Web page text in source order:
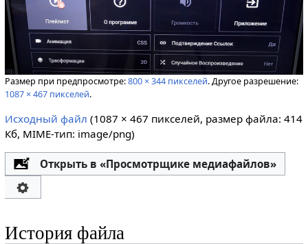
Размер при предпросмотре:800 × 344 пикселей.Другое разрешение:
1087 × 467 пикселей.
Исходный файл (1087 × 467 пикселей, размер файла: 414
Кб, MIME-тип: image/png)
Открыть в «Просмотрщике медиафайлов»
История файла